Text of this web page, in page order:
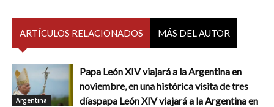
ARTÍCULOS RELACIONADOS MÁS DEL AUTOR
Argentina
Papa León XIV viajará a la Argentina en
noviembre, en una histórica visita de tres
díaspapa León XIV viajará a la Argentina en